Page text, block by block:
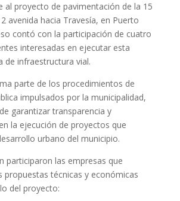
al proyecto de pavimentación de la 15
avenida hacia Travesía, en Puerto
contó con la participación de cuatro
interesadas en ejecutar esta
de infraestructura vial.
parte de los procedimientos de
impulsados por la municipalidad,
garantizar transparencia y
la ejecución de proyectos que
urbano del municipio.
participaron las empresas que
propuestas técnicas y económicas
del proyecto: